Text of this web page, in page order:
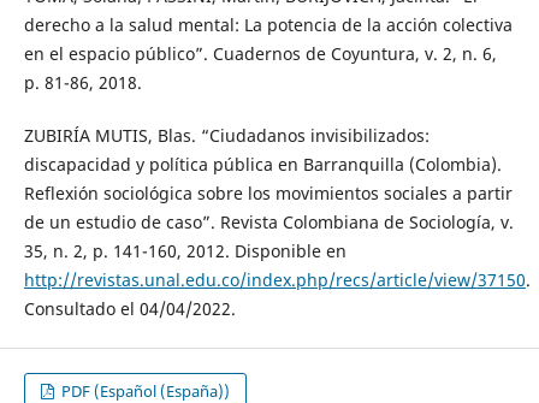
derecho a la salud mental: La potencia de la acción colectiva
en el espacio público”. Cuadernos de Coyuntura, v. 2, n. 6,
p. 81-86, 2018.
ZUBIRÍA MUTIS, Blas. “Ciudadanos invisibilizados:
discapacidad y política pública en Barranquilla (Colombia).
Reflexión sociológica sobre los movimientos sociales a partir
de un estudio de caso”. Revista Colombiana de Sociología, v.
35, n. 2, p. 141-160, 2012. Disponible en
http://revistas.unal.edu.co/index.php/recs/article/view/37150.
Consultado el 04/04/2022.
PDF (Español (España))